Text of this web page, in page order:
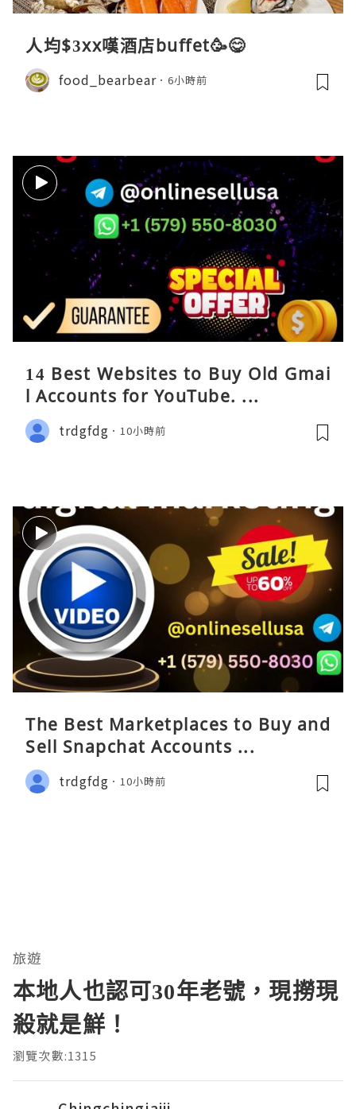
人均$3xx嘆酒店buffet🥳😋
food_bearbear 6小時前
14 Best Websites to Buy Old Gmai
l Accounts for YouTube. ...
trdgfdg 10小時前
The Best Marketplaces to Buy and
Sell Snapchat Accounts ...
trdgfdg 10小時前
旅遊
本地人也認可30年老號，現撈現
殺就是鮮！
瀏覽次數:1315